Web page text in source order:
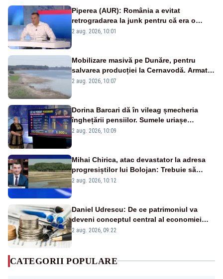
Piperea (AUR): România a evitat
retrogradarea la junk pentru că era o
catastrofă pentru bănci și fondurile de
2 aug. 2026, 10:01
Mobilizare masivă pe Dunăre, pentru
salvarea producției la Cernavodă. Armata
va detona o stâncă și va devia apa
2 aug. 2026, 10:07
Dorina Barcari dă în vileag șmecheria
înghețării pensiilor. Sumele uriașe
pierdute de fiecare român
2 aug. 2026, 10:09
Mihai Chirica, atac devastator la adresa
progresiștilor lui Bolojan: Trebuie să
protejăm și natura, dar nu șținem omaneii
2 aug. 2026, 10:12
Daniel Udrescu: De ce patrimoniul va
deveni conceptul central al economiei
viitoare?
2 aug. 2026, 09:22
CATEGORII POPULARE